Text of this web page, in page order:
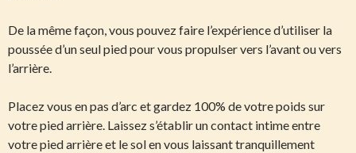
De la même façon, vous pouvez faire l’expérience d’utiliser la
poussée d’un seul pied pour vous propulser vers l’avant ou vers
l’arrière.
Placez vous en pas d’arc et gardez 100% de votre poids sur
votre pied arrière. Laissez s’établir un contact intime entre
votre pied arrière et le sol en vous laissant tranquillement